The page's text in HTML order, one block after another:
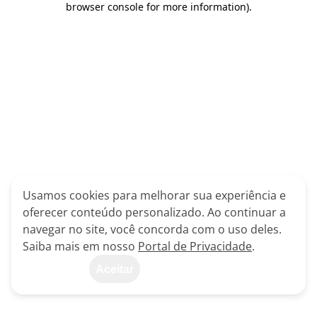
browser console for more information).
Usamos cookies para melhorar sua experiência e
oferecer conteúdo personalizado. Ao continuar a
navegar no site, você concorda com o uso deles.
Saiba mais em nosso Portal de Privacidade.